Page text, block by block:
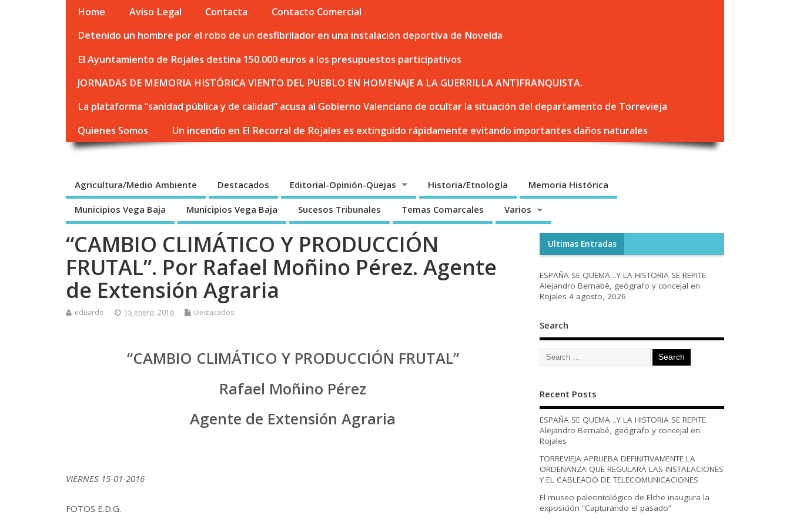
Home Aviso Legal Contacta
Contacto Comercial
Detenido un hombre por el robo de un desfibrilador en una instalación deportiva de Novelda
El Ayuntamiento de Rojales destina 150.000 euros a los presupuestos participativos
JORNADAS DE MEMORIA HISTÓRICA VIENTO DEL PUEBLO EN HOMENAJE A LA GUERRILLA ANTIFRANQUISTA.
La plataforma “sanidad pública y de calidad” acusa al Gobierno Valenciano de ocultar la situación del departamento de Torrevieja
Quienes Somos
Un incendio en El Recorral de Rojales es extinguido rápidamente evitando importantes daños naturales
Agricultura/Medio Ambiente Destacados Editorial-Opinión-Quejas Historia/Etnología Memoria Histórica
Municipios Vega Baja Municipios Vega Baja Sucesos Tribunales Temas Comarcales Varios
“CAMBIO CLIMÁTICO Y PRODUCCIÓN
FRUTAL”. Por Rafael Moñino Pérez. Agente
de Extensión Agraria
eduardo 15 enero, 2016 Destacados
“CAMBIO CLIMÁTICO Y PRODUCCIÓN FRUTAL”
Rafael Moñino Pérez
Agente de Extensión Agraria
VIERNES 15-01-2016
FOTOS E.D.G.
Ultimas Entradas
ESPAÑA SE QUEMA…Y LA HISTORIA SE REPITE.
Alejandro Bernabé, geógrafo y concejal en
Rojales 4 agosto, 2026
Search
Recent Posts
ESPAÑA SE QUEMA…Y LA HISTORIA SE REPITE.
Alejandro Bernabé, geógrafo y concejal en
Rojales
TORREVIEJA APRUEBA DEFINITIVAMENTE LA
ORDENANZA QUE REGULARÁ LAS INSTALACIONES
Y EL CABLEADO DE TELECOMUNICACIONES
El museo paleontológico de Elche inaugura la
exposición “Capturando el pasado”